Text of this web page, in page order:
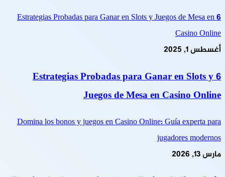
6 Estrategias Probadas para Ganar en Slots y Juegos de Mesa en
Casino Online
أغسطس 1, 2025
6 Estrategias Probadas para Ganar en Slots y
Juegos de Mesa en Casino Online
Domina los bonos y juegos en Casino Online: Guía experta para
jugadores modernos
مارس 13, 2026